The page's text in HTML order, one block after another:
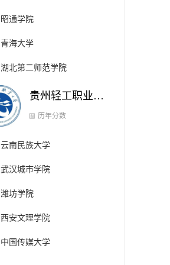
昭通学院
青海大学
湖北第二师范学院
贵州轻工职业大学
历年分数
云南民族大学
武汉城市学院
潍坊学院
西安文理学院
中国传媒大学